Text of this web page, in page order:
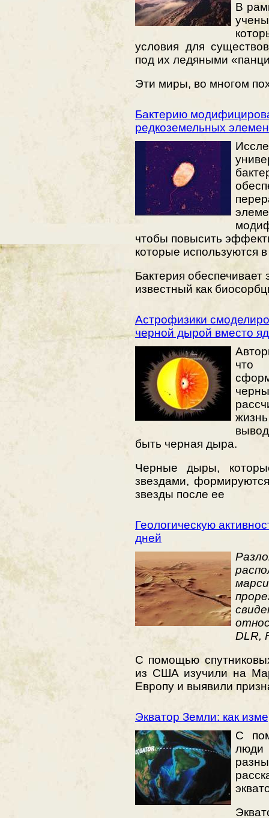
В
условия для
под их ледяными
Эти миры, во многом
Бактерию
редкоземельных
чтобы повысить
которые используются
Бактерия обеспечивает
известный как
Астрофизики
черной дырой вместо
быть черная дыра.
Черные дыры,
звездами,
звезды после ее
Геологическую
дней
DLR,
С помощью
из США изучили на
Европу и выявили
Экватор Земли: как
С